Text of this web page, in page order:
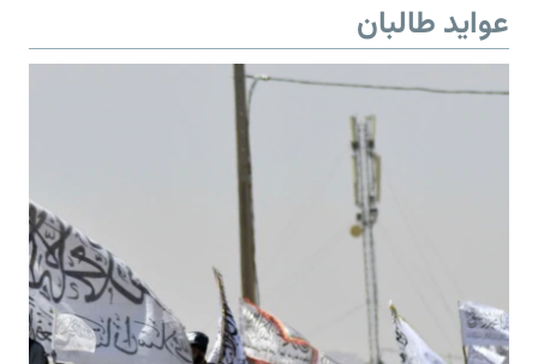
عواید طالبان